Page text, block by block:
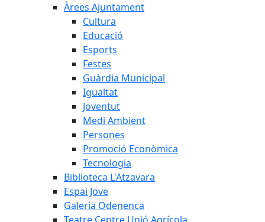
Àrees Ajuntament
Cultura
Educació
Esports
Festes
Guàrdia Municipal
Igualtat
Joventut
Medi Ambient
Persones
Promoció Econòmica
Tecnologia
Biblioteca L'Atzavara
Espai Jove
Galeria Odenenca